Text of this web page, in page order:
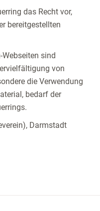
das Recht vor,
bereitgestellten
sind
von
die Verwendung
bedarf der
Darmstadt